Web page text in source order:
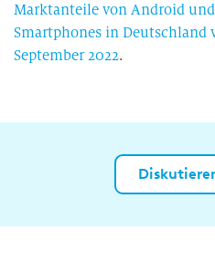
Marktanteile von Android
Smartphones in Deutschland
September 2022.